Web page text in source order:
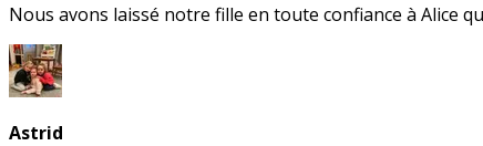
Nous avons laissé notre fille en toute confiance à Alice
Astrid